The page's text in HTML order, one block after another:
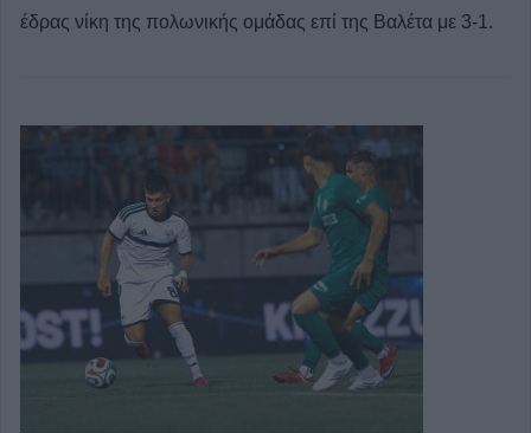
έδρας νίκη της πολωνικής ομάδας επί της Βαλέτα με 3-1.